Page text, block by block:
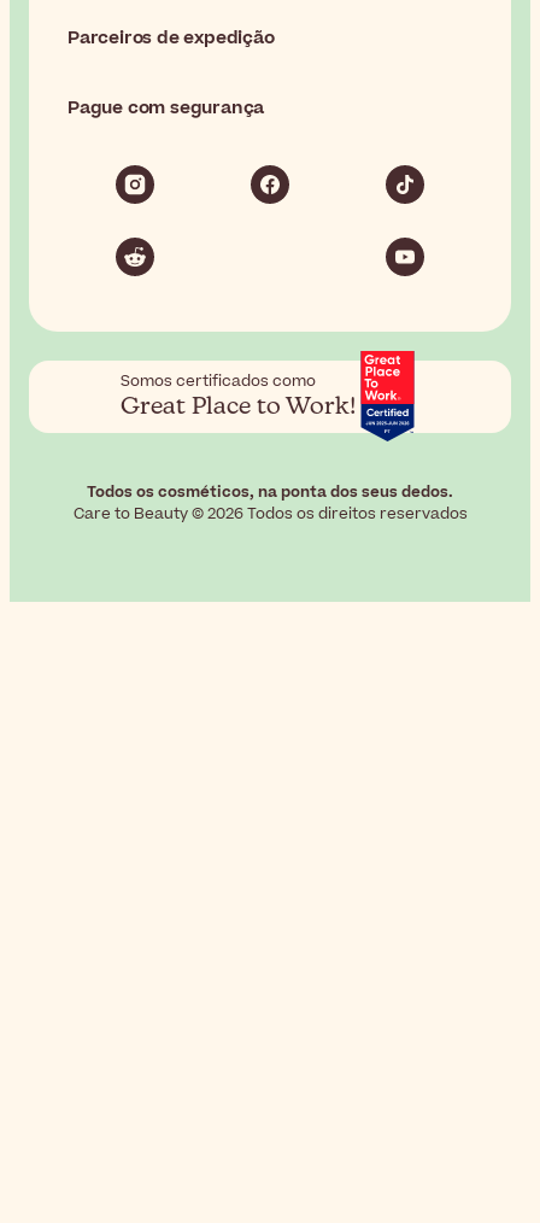
Parceiros de expedição
Pague com segurança
Somos certificados como
Great Place to Work!
Todos os cosméticos, na ponta dos seus dedos.
Care to Beauty © 2026 Todos os direitos reservados